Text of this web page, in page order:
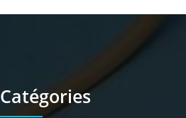
Catégories